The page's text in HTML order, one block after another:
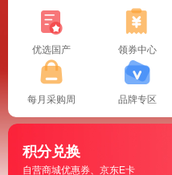
优选国产 领券中心
每月采购周 品牌专区
积分兑换
自营商城优惠券、京东E卡